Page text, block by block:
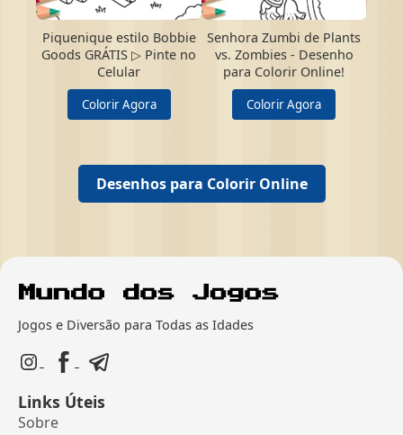
Piquenique estilo Bobbie
Goods GRÁTIS ▷ Pinte no
Celular
Colorir Agora
Senhora Zumbi de Plants
vs. Zombies - Desenho
para Colorir Online!
Colorir Agora
Desenhos para Colorir Online
Jogos e Diversão para Todas as Idades
Links Úteis
Sobre